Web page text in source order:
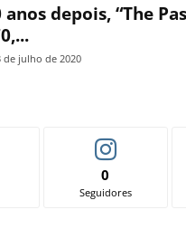
depois, “The
de julho de 2020
0
Seguidores